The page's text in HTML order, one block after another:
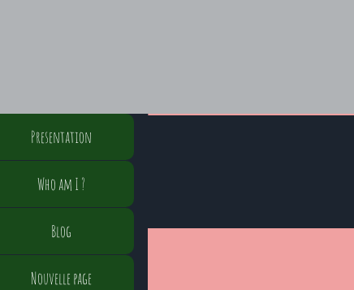
Presentation
Who am I ?
Blog
Nouvelle page